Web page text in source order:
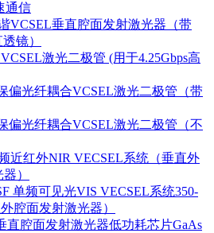
通信
VCSEL垂直腔面发射激光器（带
镜）
激光二极管 (用于4.25Gbps高
偏光纤耦合VCSEL激光二极管（带
偏光纤耦合VCSEL激光二极管（不
近红外NIR VECSEL系统（垂直外
）
单频可见光VIS VECSEL系统350-
腔面发射激光器）
直腔面发射激光器低功耗芯片GaAs